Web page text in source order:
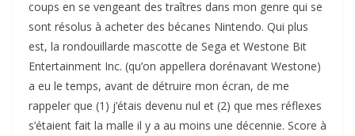
coups en se vengeant des traîtres dans mon genre qui se
sont résolus à acheter des bécanes Nintendo. Qui plus
est, la rondouillarde mascotte de Sega et Westone Bit
Entertainment Inc. (qu’on appellera dorénavant Westone)
a eu le temps, avant de détruire mon écran, de me
rappeler que (1) j’étais devenu nul et (2) que mes réflexes
s’étaient fait la malle il y a au moins une décennie. Score à